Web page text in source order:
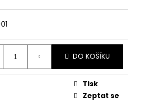
DO KOŠÍKU
Tisk
Zeptat se